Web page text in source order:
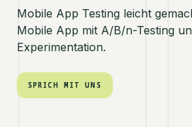
Mobile App Testing leicht
Mobile App mit A/B/n-Testing
Experimentation.
SPRICH MIT UNS
SPRICH MIT UNS